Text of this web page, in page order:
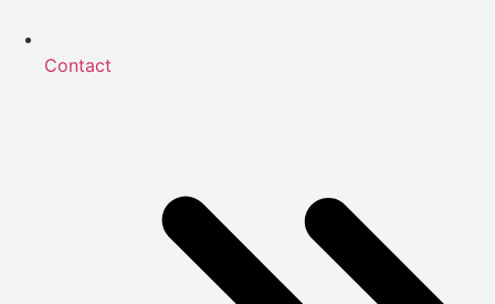
Contact